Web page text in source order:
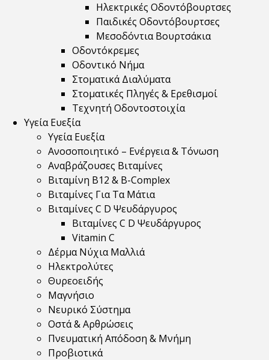
Ηλεκτρικές Οδοντόβουρτσες
Παιδικές Οδοντόβουρτσες
Μεσοδόντια Βουρτσάκια
Οδοντόκρεμες
Οδοντικό Νήμα
Στοματικά Διαλύματα
Στοματικές Πληγές & Ερεθισμοί
Τεχνητή Οδοντοστοιχία
Υγεία Ευεξία
Υγεία Ευεξία
Ανοσοποιητικό – Ενέργεια & Τόνωση
Αναβράζουσες Βιταμίνες
Βιταμίνη B12 & Β-Complex
Βιταμίνες Για Τα Μάτια
Βιταμίνες C D Ψευδάργυρος
Βιταμίνες C D Ψευδάργυρος
Vitamin C
Δέρμα Νύχια Μαλλιά
Ηλεκτρολύτες
Θυρεοειδής
Μαγνήσιο
Νευρικό Σύστημα
Οστά & Αρθρώσεις
Πνευματική Απόδοση & Μνήμη
Προβιοτικά